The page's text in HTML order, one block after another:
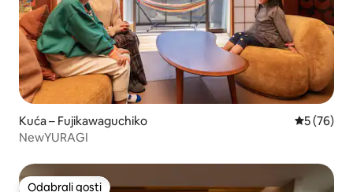
Kuća – Fujikawaguchiko Prosječna
5 (76)
NewYURAGI
Odabrali gosti